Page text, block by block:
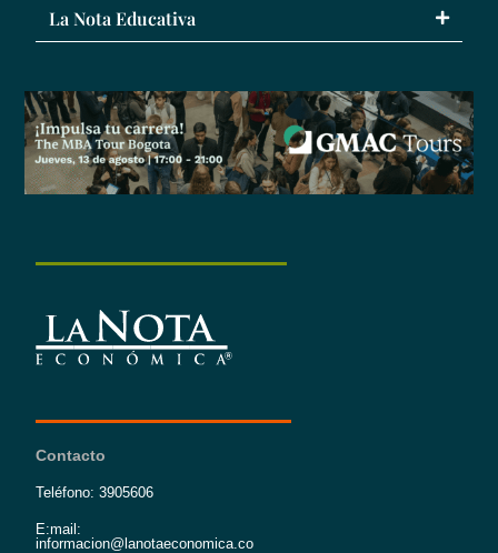
La Nota Educativa
Contacto
Teléfono: 3905606
E:mail:
informacion@lanotaeconomica.co